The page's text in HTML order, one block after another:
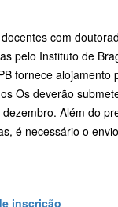
com
pelo Instituto de
fornece alojamento
Os deverão
Além do
é necessário o
inscrição